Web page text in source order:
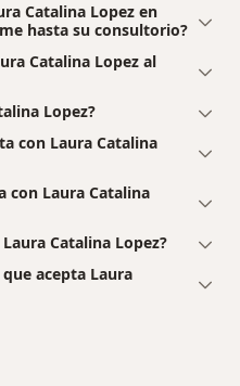
Catalina Lopez en
hasta su consultorio?
Catalina Lopez al
Lopez?
con Laura Catalina
con Laura Catalina
Catalina Lopez?
acepta Laura